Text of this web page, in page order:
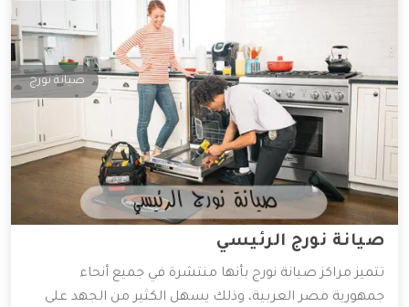
صيانة نورج
صيانة نورج الرئيسي
تتميز مراكز صيانة نورج بأنها منتشرة في جميع أنحاء
جمهورية مصر العربية، وذلك يسهل الكثير من الجهد على